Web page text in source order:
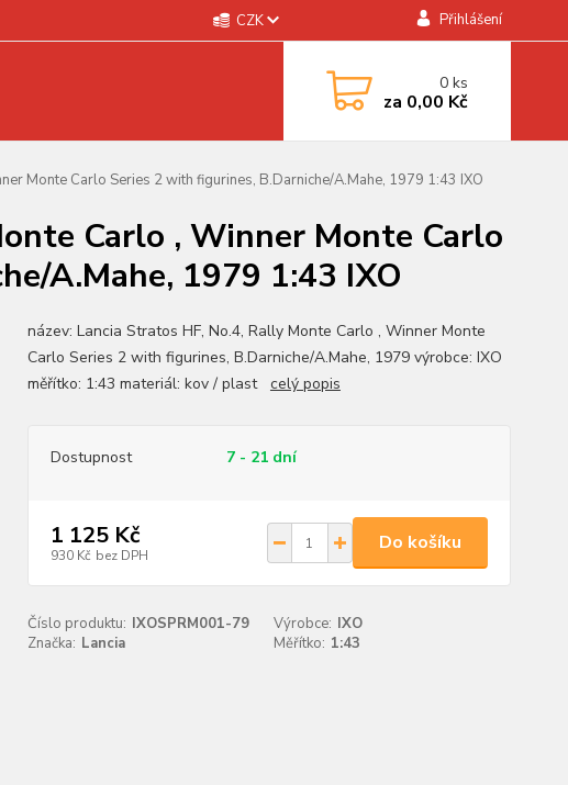
CZK Přihlášení
0ks
za 0,00 Kč
Monte Carlo Series 2 with figurines, B.Darniche/A.Mahe, 1979 1:43 IXO
Carlo , Winner Monte Carlo
A.Mahe, 1979 1:43 IXO
název: Lancia Stratos HF, No.4, Rally Monte Carlo , Winner Monte
Carlo Series 2 with figurines, B.Darniche/A.Mahe, 1979 výrobce: IXO
měřítko: 1:43 materiál: kov / plast celý popis
Dostupnost 7 - 21 dní
1 125 Kč
930 Kč bez DPH
Do košíku
Číslo produktu: IXOSPRM001-79 Výrobce: IXO
Značka: Lancia Měřítko: 1:43